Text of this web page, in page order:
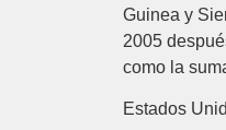
Guinea y
2005
como la
Estados